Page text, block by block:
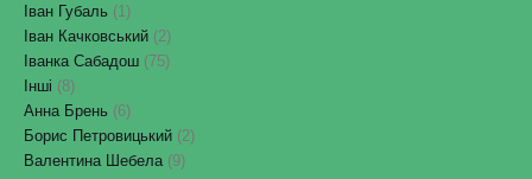
Іван Губаль (1)
Іван Качковський (2)
Іванка Сабадош (75)
Інші (8)
Анна Брень (6)
Борис Петровицький (2)
Валентина Шебела (9)